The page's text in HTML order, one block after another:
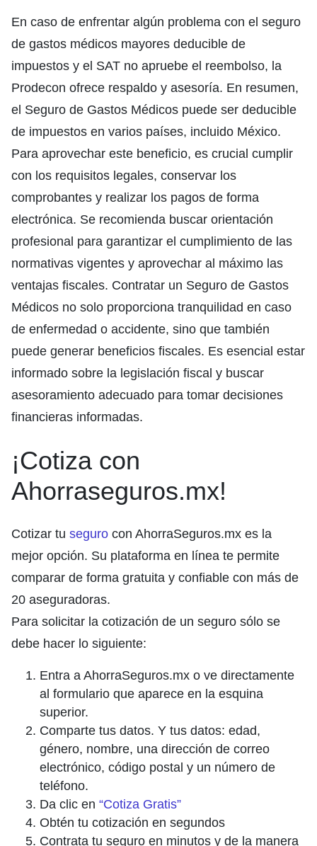
En caso de enfrentar algún problema con el seguro
de gastos médicos mayores deducible de
impuestos y el SAT no apruebe el reembolso, la
Prodecon ofrece respaldo y asesoría. En resumen,
el Seguro de Gastos Médicos puede ser deducible
de impuestos en varios países, incluido México.
Para aprovechar este beneficio, es crucial cumplir
con los requisitos legales, conservar los
comprobantes y realizar los pagos de forma
electrónica. Se recomienda buscar orientación
profesional para garantizar el cumplimiento de las
normativas vigentes y aprovechar al máximo las
ventajas fiscales. Contratar un Seguro de Gastos
Médicos no solo proporciona tranquilidad en caso
de enfermedad o accidente, sino que también
puede generar beneficios fiscales. Es esencial estar
informado sobre la legislación fiscal y buscar
asesoramiento adecuado para tomar decisiones
financieras informadas.
¡Cotiza con
Ahorraseguros.mx!
Cotizar tu seguro con AhorraSeguros.mx es la
mejor opción. Su plataforma en línea te permite
comparar de forma gratuita y confiable con más de
20 aseguradoras.
Para solicitar la cotización de un seguro sólo se
debe hacer lo siguiente:
Entra a AhorraSeguros.mx o ve directamente
al formulario que aparece en la esquina
superior.
Comparte tus datos. Y tus datos: edad,
género, nombre, una dirección de correo
electrónico, código postal y un número de
teléfono.
Da clic en “Cotiza Gratis”
Obtén tu cotización en segundos
Contrata tu seguro en minutos y de la manera